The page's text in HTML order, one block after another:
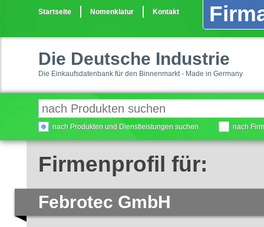
Startseite Nomenklatur Kontakt
Die Deutsche Industrie
Die Einkaufsdatenbank für den Binnenmarkt - Made in Germany
nach Produkten und Dienstleistungen suchen nach
Firmenprofil für:
Febrotec GmbH